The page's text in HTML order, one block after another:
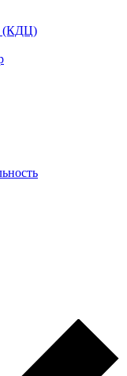
(КДЦ)